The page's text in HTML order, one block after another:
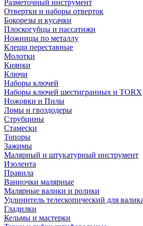
Разметочный инструмент
Отвертки и наборы отверток
Бокорезы и кусачки
Плоскогубцы и пассатижи
Ножницы по металлу
Клещи переставные
Молотки
Киянки
Ключи
Наборы ключей
Наборы ключей шестигранных и TORX
Ножовки и Пилы
Ломы и гвоздодеры
Струбцины
Стамески
Топоры
Зажимы
Малярный и штукатурный инструмент
Изолента
Правила
Ванночки малярные
Малярные валики и ролики
Удлинитель телескопический для валика
Гладилки
Кельмы и мастерки